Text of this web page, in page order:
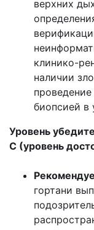
верхних
клинико-
наличии
биопсией в
Уровень
C (уровень
гортани